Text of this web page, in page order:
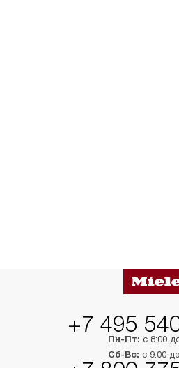
+7 495
Пн-Пт: с 8:00
Сб-Вс: с 9:00